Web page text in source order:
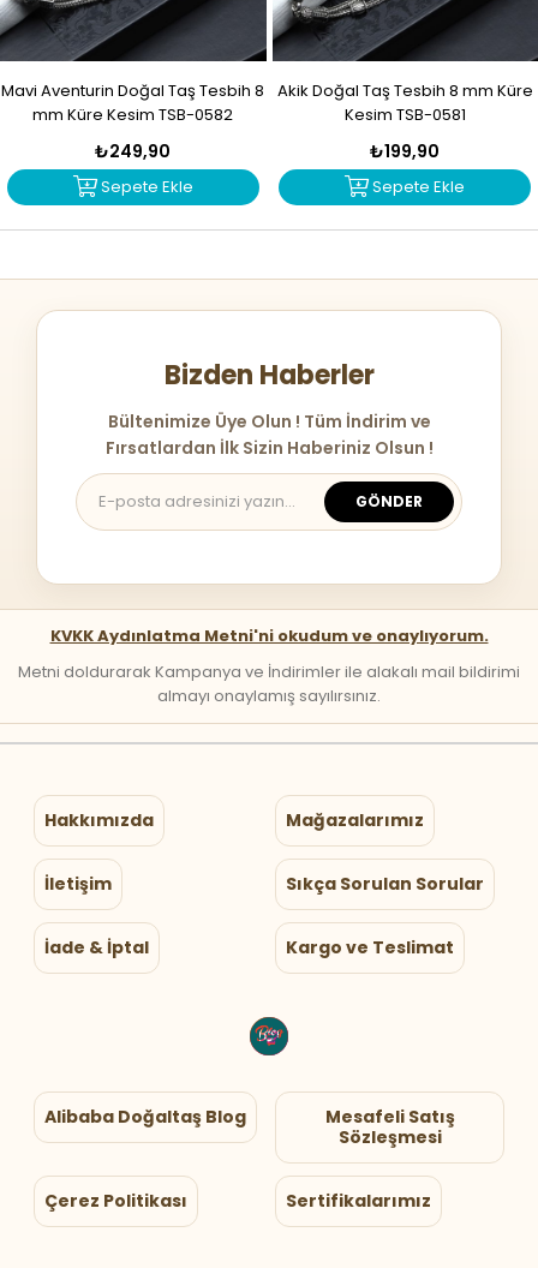
Mavi Aventurin Doğal Taş Tesbih 8
mm Küre Kesim TSB-0582
₺249,90
Sepete Ekle
Akik Doğal Taş Tesbih 8 mm Küre
Kesim TSB-0581
₺199,90
Sepete Ekle
Bizden Haberler
Bültenimize Üye Olun ! Tüm İndirim ve
Fırsatlardan İlk Sizin Haberiniz Olsun !
GÖNDER
KVKK Aydınlatma Metni'ni okudum ve onaylıyorum.
Metni doldurarak Kampanya ve İndirimler ile alakalı mail bildirimi
almayı onaylamış sayılırsınız.
Hakkımızda Mağazalarımız
İletişim Sıkça Sorulan Sorular
İade & İptal Kargo ve Teslimat
Alibaba Doğaltaş Blog
Mesafeli Satış
Sözleşmesi
Çerez Politikası Sertifikalarımız